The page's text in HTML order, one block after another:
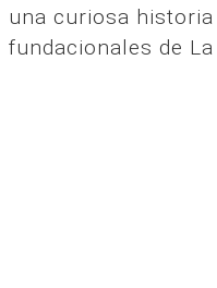
una curiosa
fundacionales de La